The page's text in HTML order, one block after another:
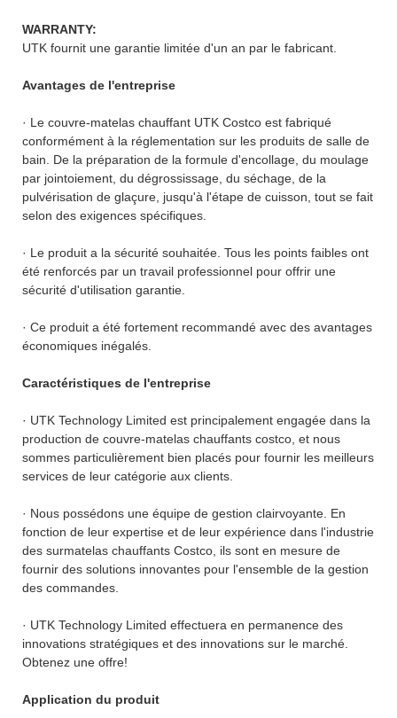
WARRANTY:
UTK fournit une garantie limitée d'un an par le fabricant.
Avantages de l'entreprise
· Le couvre-matelas chauffant UTK Costco est fabriqué
conformément à la réglementation sur les produits de salle de
bain. De la préparation de la formule d'encollage, du moulage
par jointoiement, du dégrossissage, du séchage, de la
pulvérisation de glaçure, jusqu'à l'étape de cuisson, tout se fait
selon des exigences spécifiques.
· Le produit a la sécurité souhaitée. Tous les points faibles ont
été renforcés par un travail professionnel pour offrir une
sécurité d'utilisation garantie.
· Ce produit a été fortement recommandé avec des avantages
économiques inégalés.
Caractéristiques de l'entreprise
· UTK Technology Limited est principalement engagée dans la
production de couvre-matelas chauffants costco, et nous
sommes particulièrement bien placés pour fournir les meilleurs
services de leur catégorie aux clients.
· Nous possédons une équipe de gestion clairvoyante. En
fonction de leur expertise et de leur expérience dans l'industrie
des surmatelas chauffants Costco, ils sont en mesure de
fournir des solutions innovantes pour l'ensemble de la gestion
des commandes.
· UTK Technology Limited effectuera en permanence des
innovations stratégiques et des innovations sur le marché.
Obtenez une offre!
Application du produit